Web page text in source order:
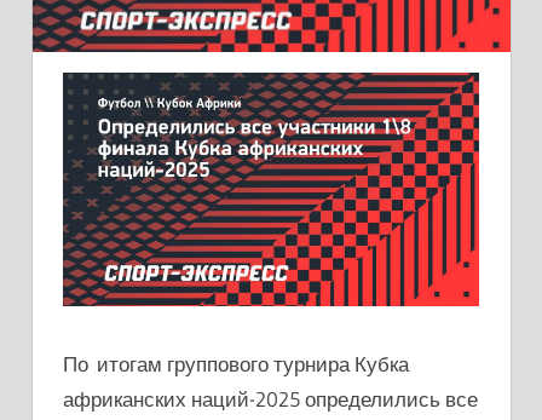
По итогам группового турнира Кубка
африканских наций-2025 определились все